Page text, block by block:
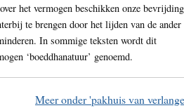
het vermogen beschikken onze bevrijding
te brengen door het lijden van de ander
In sommige teksten wordt dit
‘boeddhanatuur’ genoemd.
Meer onder 'pakhuis van